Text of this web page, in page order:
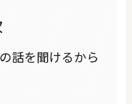
話を聞けるから